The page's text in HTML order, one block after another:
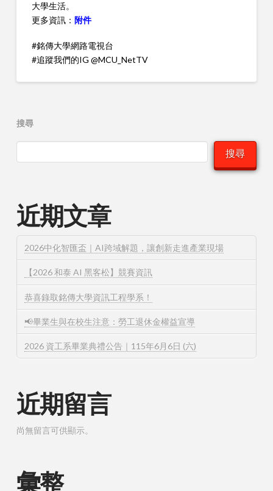
大學生活。
更多資訊： 附件
#銘傳大學網路電視台
#追蹤我們的IG @MCU_NetTV
搜尋
搜尋
近期文章
2026中化智匯盃｜AI跨域解題，讓創新走進產業現場
【2026 和泰 AI 黑客松】競賽資訊
恭喜錄取銘傳大學資訊工程學系！
📢畢業生與在校生注意：勞工退休金權益宣導
2026 資工系畢業典禮公告｜115年6月6日 (六)
近期留言
尚無留言可供顯示。
彙整